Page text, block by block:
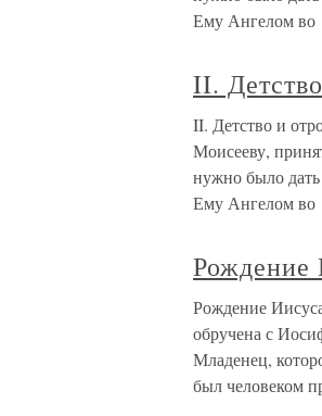
Ему Ангелом во
II.
II. Детство и
Моисееву,
нужно было
Ему Ангелом во
Рождение
Рождение
обручена с
Младенец,
был человеком